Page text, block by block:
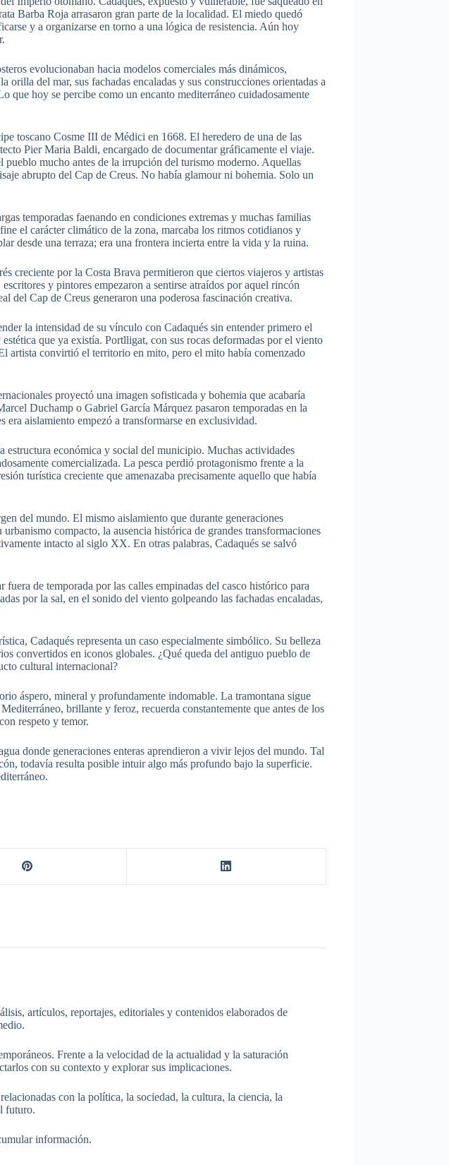
Barba Roja arrasaron gran parte de la localidad. El miedo quedó
y a organizarse en torno a una lógica de resistencia. Aún hoy
evolucionaban hacia modelos comerciales más dinámicos,
orilla del mar, sus fachadas encaladas y sus construcciones orientadas a
que hoy se percibe como un encanto mediterráneo cuidadosamente
toscano Cosme III de Médici en 1668. El heredero de una de las
Pier Maria Baldi, encargado de documentar gráficamente el viaje.
mucho antes de la irrupción del turismo moderno. Aquellas
abrupto del Cap de Creus. No había glamour ni bohemia. Solo un
temporadas faenando en condiciones extremas y muchas familias
el carácter climático de la zona, marcaba los ritmos cotidianos y
desde una terraza; era una frontera incierta entre la vida y la ruina.
creciente por la Costa Brava permitieron que ciertos viajeros y artistas
y pintores empezaron a sentirse atraídos por aquel rincón
del Cap de Creus generaron una poderosa fascinación creativa.
la intensidad de su vínculo con Cadaqués sin entender primero el
que ya existía. Portlligat, con sus rocas deformadas por el viento
artista convirtió el territorio en mito, pero el mito había comenzado
proyectó una imagen sofisticada y bohemia que acabaría
Duchamp o Gabriel García Márquez pasaron temporadas en la
aislamiento empezó a transformarse en exclusividad.
estructura económica y social del municipio. Muchas actividades
comercializada. La pesca perdió protagonismo frente a la
turística creciente que amenazaba precisamente aquello que había
del mundo. El mismo aislamiento que durante generaciones
compacto, la ausencia histórica de grandes transformaciones
intacto al siglo XX. En otras palabras, Cadaqués se salvó
de temporada por las calles empinadas del casco histórico para
por la sal, en el sonido del viento golpeando las fachadas encaladas,
Cadaqués representa un caso especialmente simbólico. Su belleza
convertidos en iconos globales. ¿Qué queda del antiguo pueblo de
cultural internacional?
áspero, mineral y profundamente indomable. La tramontana sigue
brillante y feroz, recuerda constantemente que antes de los
respeto y temor.
donde generaciones enteras aprendieron a vivir lejos del mundo. Tal
todavía resulta posible intuir algo más profundo bajo la superficie.
artículos, reportajes, editoriales y contenidos elaborados de
Frente a la velocidad de la actualidad y la saturación
con su contexto y explorar sus implicaciones.
con la política, la sociedad, la cultura, la ciencia, la
futuro.
información.